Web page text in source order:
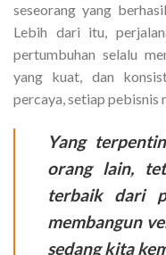
seseorang yang
Lebih dari itu,
pertumbuhan selalu
yang kuat, dan
percaya, setiap pebisnis
Yang
orang lain,
terbaik dari
membangun
sedang kita